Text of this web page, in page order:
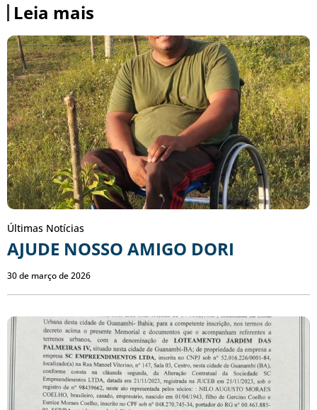
Leia mais
Últimas Notícias
AJUDE NOSSO AMIGO DORI
30 de março de 2026